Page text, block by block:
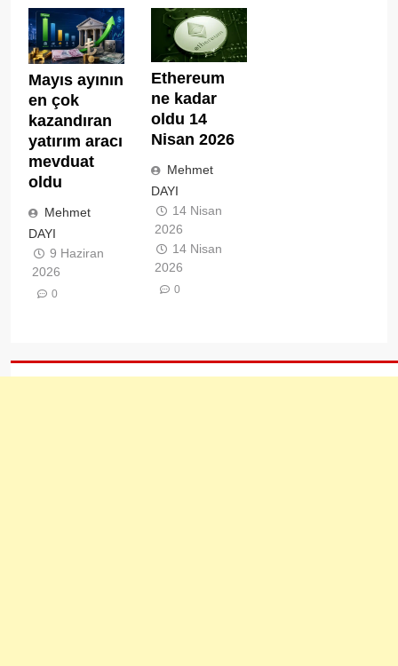
Mayıs ayının
en çok
kazandıran
yatırım aracı
mevduat
oldu
Mehmet
DAYI
9 Haziran
2026
0
Ethereum
ne kadar
oldu 14
Nisan 2026
Mehmet
DAYI
14 Nisan
2026
14 Nisan
2026
0